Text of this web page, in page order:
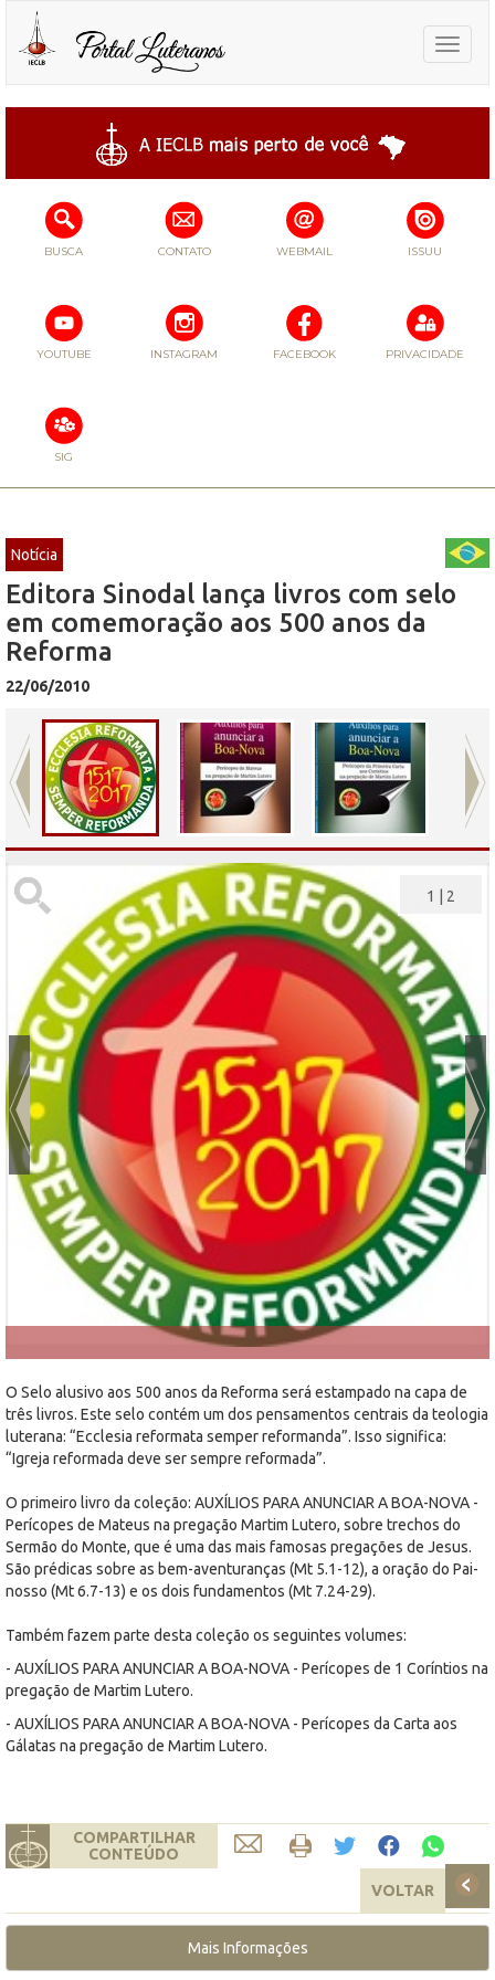
Toggle
BUSCA CONTATO WEBMAIL ISSUU
YOUTUBE INSTAGRAM FACEBOOK PRIVACIDADE
SIG
Notícia
Editora Sinodal lança livros com selo
em comemoração aos 500 anos da
Reforma
22/06/2010
1 2
O Selo alusivo aos 500 anos da Reforma será estampado na capa de
três livros. Este selo contém um dos pensamentos centrais da teologia
luterana: “Ecclesia reformata semper reformanda”. Isso significa:
“Igreja reformada deve ser sempre reformada”.
O primeiro livro da coleção: AUXÍLIOS PARA ANUNCIAR A BOA-NOVA -
Perícopes de Mateus na pregação Martim Lutero, sobre trechos do
Sermão do Monte, que é uma das mais famosas pregações de Jesus.
São prédicas sobre as bem-aventuranças (Mt 5.1-12), a oração do Pai-
nosso (Mt 6.7-13) e os dois fundamentos (Mt 7.24-29).
Também fazem parte desta coleção os seguintes volumes:
- AUXÍLIOS PARA ANUNCIAR A BOA-NOVA - Perícopes de 1 Coríntios na
pregação de Martim Lutero.
- AUXÍLIOS PARA ANUNCIAR A BOA-NOVA - Perícopes da Carta aos
Gálatas na pregação de Martim Lutero.
COMPARTILHAR
CONTEÚDO
VOLTAR
Mais Informações